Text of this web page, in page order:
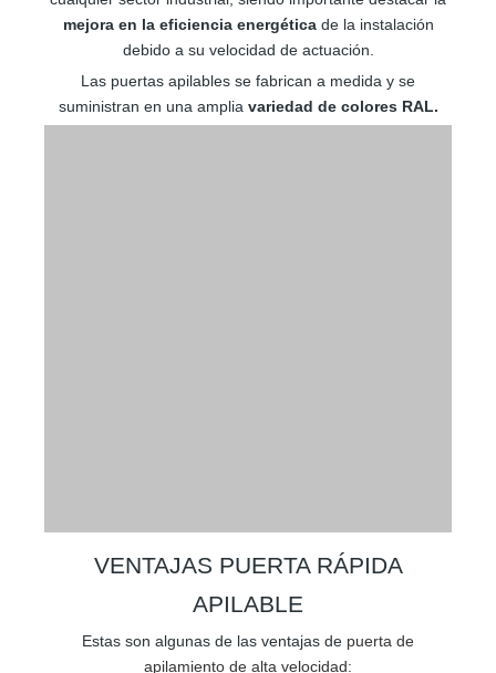
mejora en la eficiencia energéticade la instalación
debido a su velocidad de actuación.
Las puertas apilables se fabrican a medida y se
suministran en una amplia variedad de colores RAL.
VENTAJAS PUERTA RÁPIDA
APILABLE
Estas son algunas de las ventajas de puerta de
apilamiento de alta velocidad: